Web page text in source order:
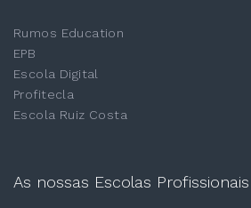
Rumos Education
EPB
Escola Digital
Profitecla
Escola Ruiz Costa
As nossas Escolas Profissionais